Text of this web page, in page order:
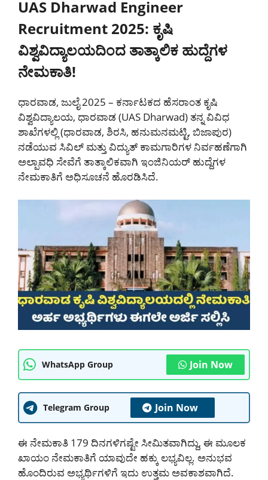
UAS Dharwad Engineer
Recruitment 2025: ಕೃಷಿ
ವಿಶ್ವವಿದ್ಯಾಲಯದಿಂದ ತಾತ್ಕಾಲಿಕ ಹುದ್ದೆಗಳ
ನೇಮಕಾತಿ!
ಧಾರವಾಡ, ಜುಲೈ 2025 – ಕರ್ನಾಟಕದ ಹೆಸರಾಂತ ಕೃಷಿ
ವಿಶ್ವವಿದ್ಯಾಲಯ, ಧಾರವಾಡ (UAS Dharwad) ತನ್ನ ವಿವಿಧ
ಶಾಖೆಗಳಲ್ಲಿ (ಧಾರವಾಡ, ಶಿರಸಿ, ಹನುಮನಮಟ್ಟಿ, ಬಿಜಾಪುರ)
ನಡೆಯುವ ಸಿವಿಲ್ ಮತ್ತು ವಿದ್ಯುತ್ ಕಾಮಗಾರಿಗಳ ನಿರ್ವಹಣೆಗಾಗಿ
ಅಲ್ಪಾವಧಿ ಸೇವೆಗೆ ತಾತ್ಕಾಲಿಕವಾಗಿ ಇಂಜಿನಿಯರ್ ಹುದ್ದೆಗಳ
ನೇಮಕಾತಿಗೆ ಅಧಿಸೂಚನೆ ಹೊರಡಿಸಿದೆ.
WhatsApp Group Join Now
Telegram Group Join Now
ಈ ನೇಮಕಾತಿ 179 ದಿನಗಳಿಗಷ್ಟೇ ಸೀಮಿತವಾಗಿದ್ದು, ಈ ಮೂಲಕ
ಖಾಯಂ ನೇಮಕಾತಿಗೆ ಯಾವುದೇ ಹಕ್ಕು ಲಭ್ಯವಿಲ್ಲ. ಅನುಭವ
ಹೊಂದಿರುವ ಅಭ್ಯರ್ಥಿಗಳಿಗೆ ಇದು ಉತ್ತಮ ಅವಕಾಶವಾಗಿದೆ.